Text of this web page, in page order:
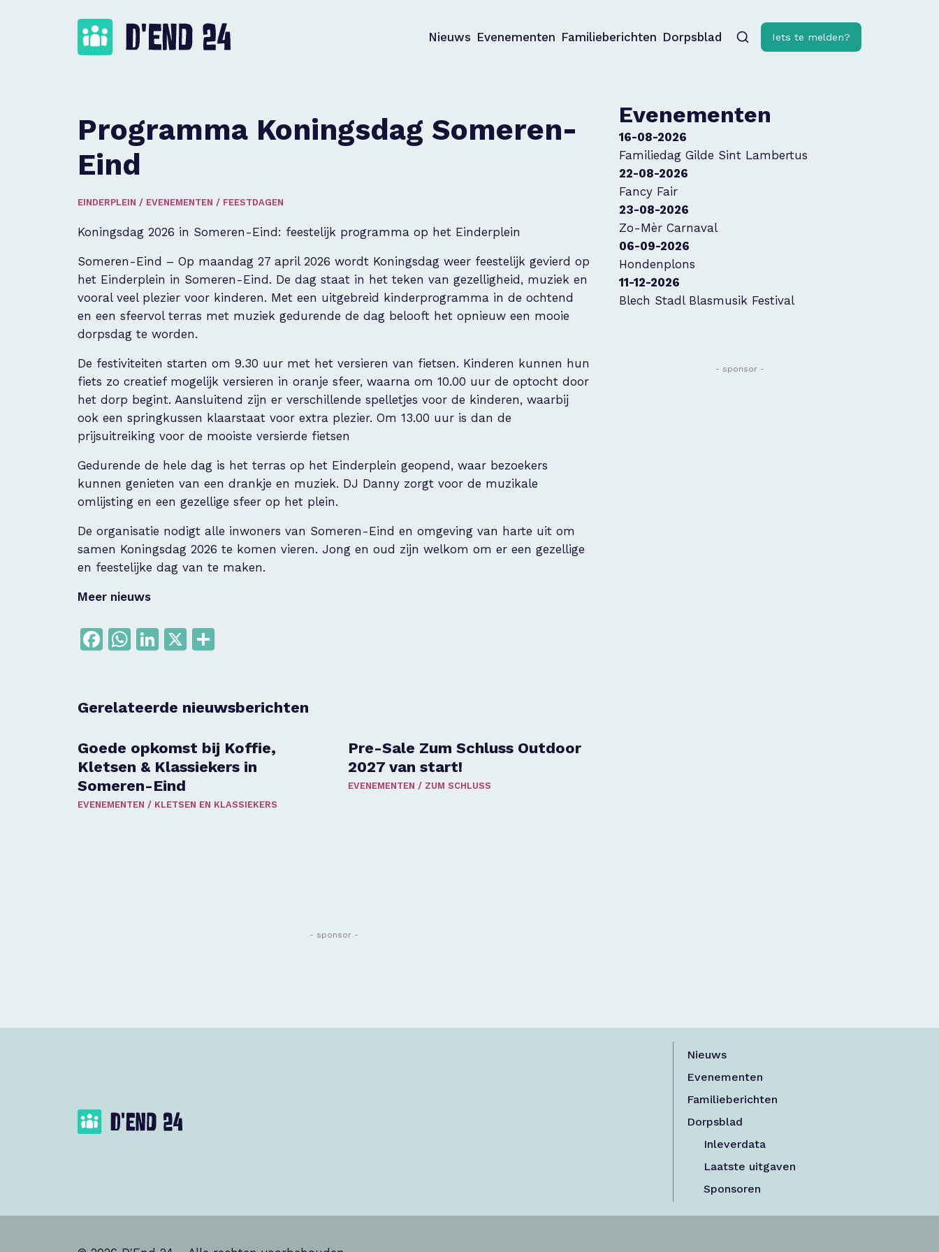
Nieuws Evenementen Familieberichten Dorpsblad Iets te melden?
Programma Koningsdag Someren-
Eind
EINDERPLEIN / EVENEMENTEN / FEESTDAGEN
Koningsdag 2026 in Someren-Eind: feestelijk programma op het Einderplein
Someren-Eind – Op maandag 27 april 2026 wordt Koningsdag weer feestelijk gevierd op
het Einderplein in Someren-Eind. De dag staat in het teken van gezelligheid, muziek en
vooral veel plezier voor kinderen. Met een uitgebreid kinderprogramma in de ochtend
en een sfeervol terras met muziek gedurende de dag belooft het opnieuw een mooie
dorpsdag te worden.
De festiviteiten starten om 9.30 uur met het versieren van fietsen. Kinderen kunnen hun
fiets zo creatief mogelijk versieren in oranje sfeer, waarna om 10.00 uur de optocht door
het dorp begint. Aansluitend zijn er verschillende spelletjes voor de kinderen, waarbij
ook een springkussen klaarstaat voor extra plezier. Om 13.00 uur is dan de
prijsuitreiking voor de mooiste versierde fietsen
Gedurende de hele dag is het terras op het Einderplein geopend, waar bezoekers
kunnen genieten van een drankje en muziek. DJ Danny zorgt voor de muzikale
omlijsting en een gezellige sfeer op het plein.
De organisatie nodigt alle inwoners van Someren-Eind en omgeving van harte uit om
samen Koningsdag 2026 te komen vieren. Jong en oud zijn welkom om er een gezellige
en feestelijke dag van te maken.
Meer nieuws
Facebook
WhatsApp
LinkedIn
X
Gerelateerde nieuwsberichten
Goede opkomst bij Koffie,
Kletsen & Klassiekers in
Someren-Eind
EVENEMENTEN / KLETSEN EN KLASSIEKERS
Pre-Sale Zum Schluss Outdoor
2027 van start!
EVENEMENTEN / ZUM SCHLUSS
- sponsor -
Evenementen
16-08-2026
Familiedag Gilde Sint Lambertus
22-08-2026
Fancy Fair
23-08-2026
Zo-Mèr Carnaval
06-09-2026
Hondenplons
11-12-2026
Blech Stadl Blasmusik Festival
- sponsor -
Nieuws
Evenementen
Familieberichten
Dorpsblad
Inleverdata
Laatste uitgaven
Sponsoren